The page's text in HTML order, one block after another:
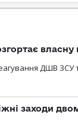
власну
ДШВ ЗСУ
заходи